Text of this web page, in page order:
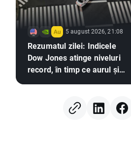
5 august 2026, 21:08
Rezumatul zilei: Indicele
Dow Jones atinge niveluri
record, în timp ce aurul și
speranțelor privind un
acord între SUA și Iran